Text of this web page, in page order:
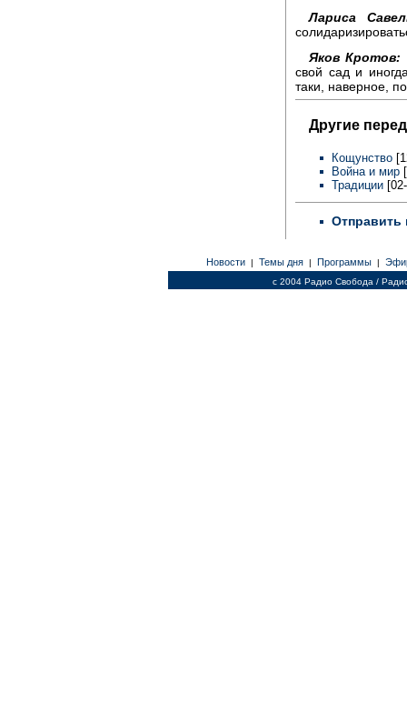
Лариса
Яков Кротов:
свой сад и
таки, наверное,
Другие
Кощунство
Война и мир
Традиции
Отправить
Новости | Темы дня | Программы |
c 2004 Радио Свобода /